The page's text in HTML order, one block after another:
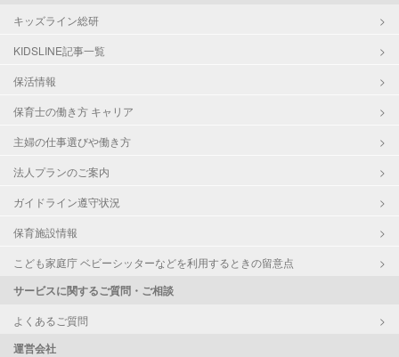
キッズライン総研
KIDSLINE記事一覧
保活情報
保育士の働き方 キャリア
主婦の仕事選びや働き方
法人プランのご案内
ガイドライン遵守状況
保育施設情報
こども家庭庁 ベビーシッターなどを利用するときの留意点
サービスに関するご質問・ご相談
よくあるご質問
運営会社